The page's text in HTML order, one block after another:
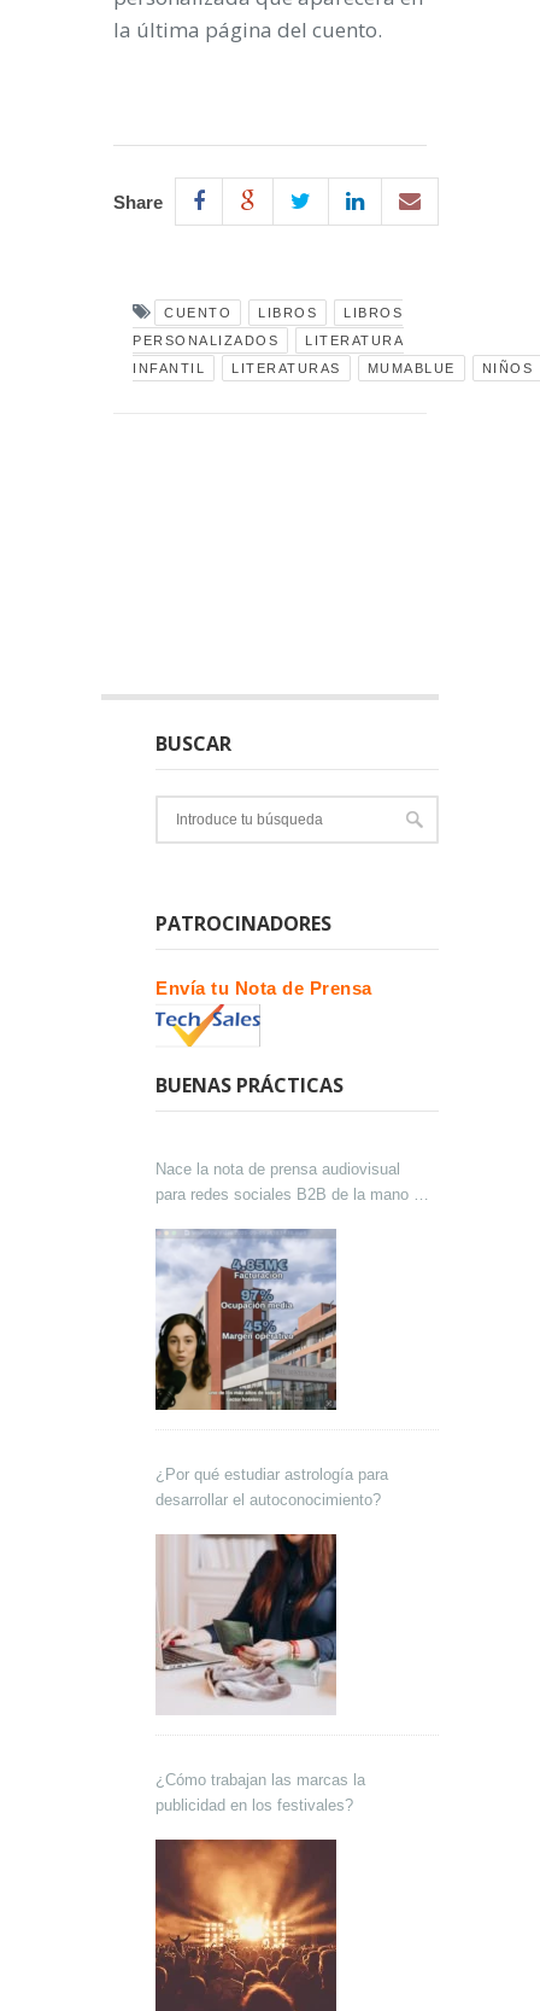
la última página del cuento.
Share
CUENTO LIBROS
LIBROS
PERSONALIZADOS
LITERATURA
INFANTIL
LITERATURAS MUMABLUE NIÑOS
BUSCAR
PATROCINADORES
Envía tu Nota de Prensa
BUENAS PRÁCTICAS
Nace la nota de prensa audiovisual
para redes sociales B2B de la mano de
¿Por qué estudiar astrología para
desarrollar el autoconocimiento?
¿Cómo trabajan las marcas la
publicidad en los festivales?